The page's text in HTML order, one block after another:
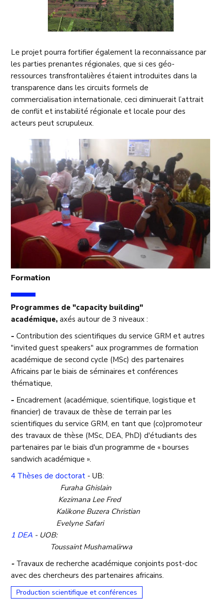
Le projet pourra fortifier également la reconnaissance par
les parties prenantes régionales, que si ces géo-
ressources transfrontalières étaient introduites dans la
transparence dans les circuits formels de
commercialisation internationale, ceci diminuerait l’attrait
de conflit et instabilité régionale et locale pour des
acteurs peut scrupuleux.
Formation
Programmes de "capacity building"
académique, axés autour de 3 niveaux :
-Contribution des scientifiques du service GRM et autres
"invited guest speakers" aux programmes de formation
académique de second cycle (MSc) des partenaires
Africains par le biais de séminaires et conférences
thématique,
- Encadrement (académique, scientifique, logistique et
financier) de travaux de thèse de terrain par les
scientifiques du service GRM, en tant que (co)promoteur
des travaux de thèse (MSc, DEA, PhD) d'étudiants des
partenaires par le biais d'un programme de « bourses
sandwich académique ».
4 Thèses de doctorat - UB:
Furaha Ghislain
Kezimana Lee Fred
Kalikone Buzera Christian
Evelyne Safari
1 DEA - UOB:
Toussaint Mushamalirwa
- Travaux de recherche académique conjoints post-doc
avec des chercheurs des partenaires africains.
Production scientifique et conférences